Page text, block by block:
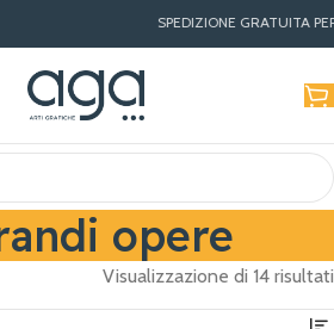
SPEDIZIONE GRATUITA PER
opere
Visualizzazione di 14 risultati